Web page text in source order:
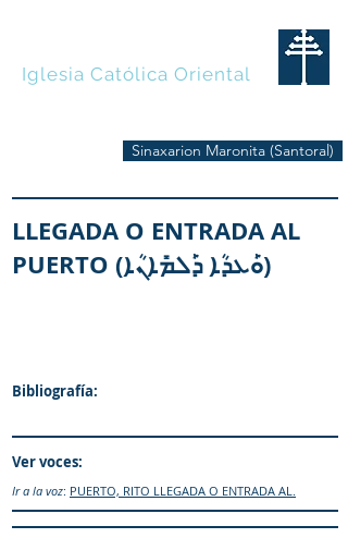
Iglesia Católica Oriental
Sinaxarion Maronita (Santoral)
LLEGADA O ENTRADA AL
PUERTO (ܘܰܥܕܳܐ ܕܰܠܡܺܐܢܳܐ)
Bibliografía:
Ver voces:
Ir a la voz: PUERTO, RITO LLEGADA O ENTRADA AL.